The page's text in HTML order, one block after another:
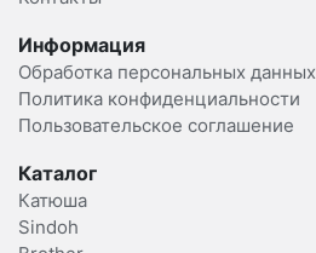
Информация
Обработка персональных данных
Политика конфиденциальности
Пользовательское соглашение
Каталог
Катюша
Sindoh